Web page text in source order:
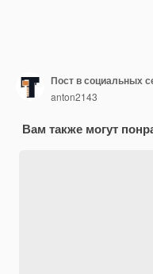
anton2143
Вам также могут